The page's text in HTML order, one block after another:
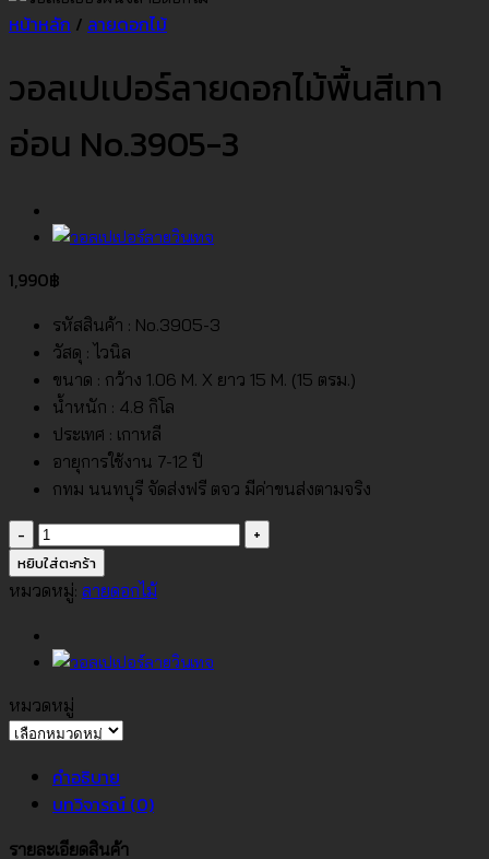
หน้าหลัก / ลายดอกไม้
วอลเปเปอร์ลายดอกไม้พื้นสีเทา
อ่อน No.3905-3
1,990฿
รหัสสินค้า : No.3905-3
วัสดุ : ไวนิล
ขนาด : กว้าง 1.06 M. X ยาว 15 M. (15 ตรม.)
น้ำหนัก : 4.8 กิโล
ประเทศ : เกาหลี
อายุการใช้งาน 7-12 ปี
กทม นนทบุรี จัดส่งฟรี ตจว มีค่าขนส่งตามจริง
จำนวน
วอลเปเปอร์
ลาย
พื้น
สี
เทา
อ่อน
3
ชิ้น
หยิบใส่ตะกร้า
หมวดหมู่: ลายดอกไม้
หมวดหมู่
หมวด
คำอธิบาย
บทวิจารณ์ (0)
รายละเอียดสินค้า